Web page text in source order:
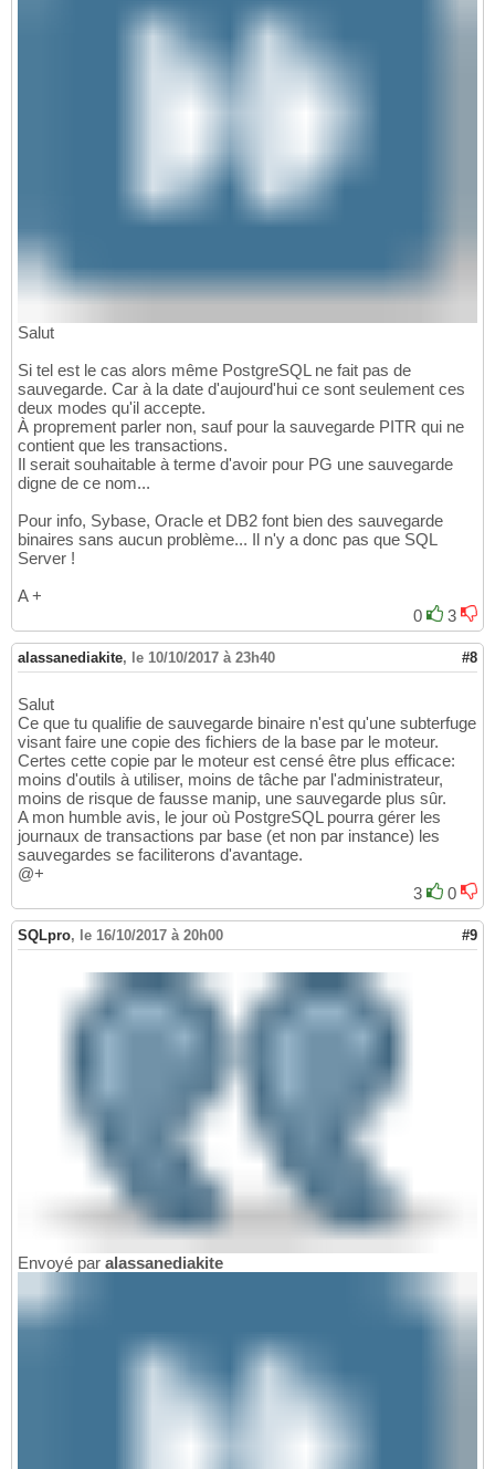
Salut
Si tel est le cas alors même PostgreSQL ne fait pas de
sauvegarde. Car à la date d'aujourd'hui ce sont seulement ces
deux modes qu'il accepte.
À proprement parler non, sauf pour la sauvegarde PITR qui ne
contient que les transactions.
Il serait souhaitable à terme d'avoir pour PG une sauvegarde
digne de ce nom...
Pour info, Sybase, Oracle et DB2 font bien des sauvegarde
binaires sans aucun problème... Il n'y a donc pas que SQL
Server !
A +
0
3
alassanediakite, le 10/10/2017 à 23h40 #8
Salut
Ce que tu qualifie de sauvegarde binaire n'est qu'une subterfuge
visant faire une copie des fichiers de la base par le moteur.
Certes cette copie par le moteur est censé être plus efficace:
moins d'outils à utiliser, moins de tâche par l'administrateur,
moins de risque de fausse manip, une sauvegarde plus sûr.
A mon humble avis, le jour où PostgreSQL pourra gérer les
journaux de transactions par base (et non par instance) les
sauvegardes se faciliterons d'avantage.
@+
3
0
SQLpro, le 16/10/2017 à 20h00 #9
Envoyé par alassanediakite